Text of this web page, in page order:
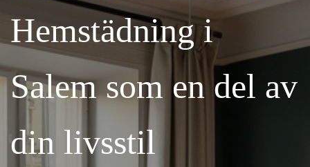
Hemstädning i
Salem som en del av
din livsstil